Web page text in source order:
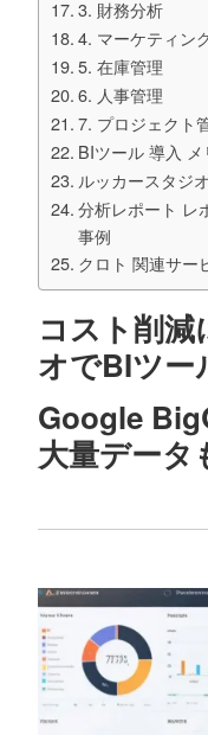
3. 財務分析
4. マーケティン
5. 在庫管理
6. 人事管理
7. プロジェクト
BIツール 導入 メ
ルッカースタジ
分析レポート レ
事例
クロト 関連サー
コスト削
オでBIツー
Google
大量データ